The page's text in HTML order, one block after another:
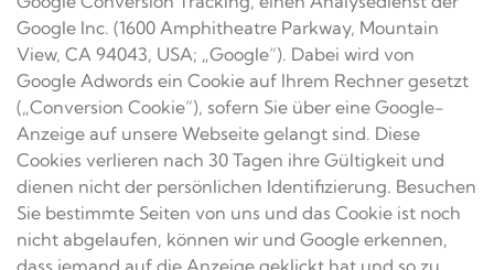
Google Inc. (1600 Amphitheatre Parkway, Mountain
View, CA 94043, USA; „Google“). Dabei wird von
Google Adwords ein Cookie auf Ihrem Rechner gesetzt
(„Conversion Cookie“), sofern Sie über eine Google-
Anzeige auf unsere Webseite gelangt sind. Diese
Cookies verlieren nach 30 Tagen ihre Gültigkeit und
dienen nicht der persönlichen Identifizierung. Besuchen
Sie bestimmte Seiten von uns und das Cookie ist noch
nicht abgelaufen, können wir und Google erkennen,